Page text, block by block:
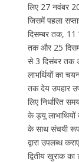
लिए 27 नवंबर
जिसमें पहला
दिसम्बर तक, 11
तक और 25
से 3 दिसंबर तक
लाभर्थियों का
तक देय उपहार
लिए निर्धारित
के ड्यू
के साथ संचयी
द्वारा उपलब्ध
द्वितीय खुराक